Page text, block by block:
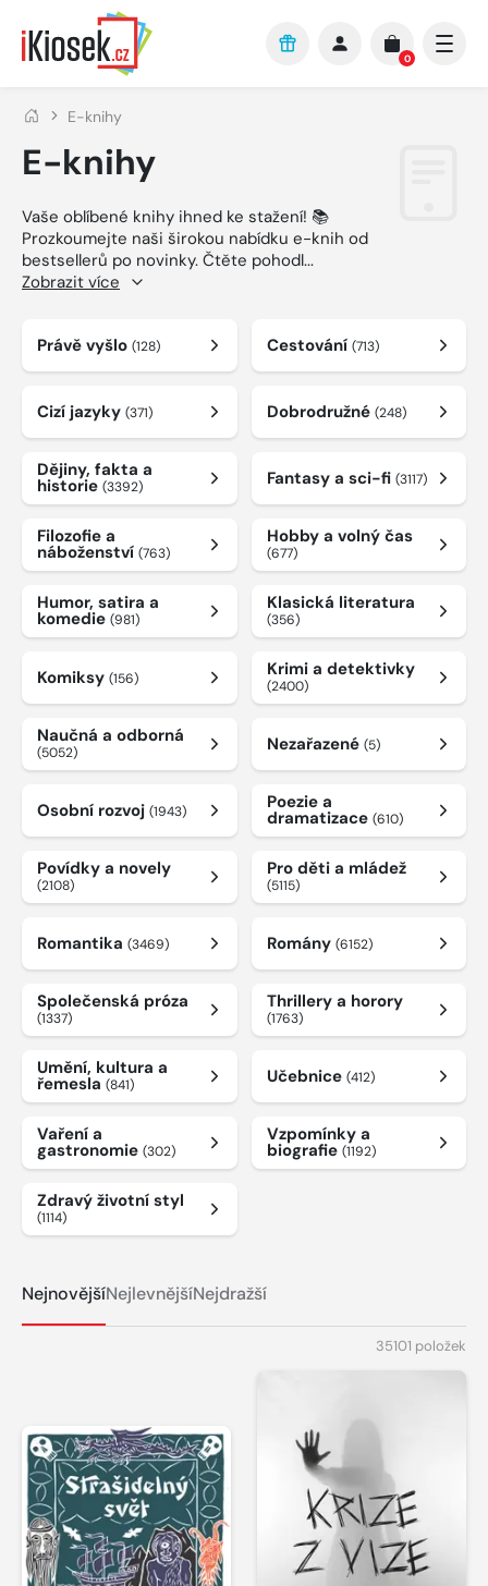
Přejít na hlavní obsah
0
E-knihy
E-knihy
Vaše oblíbené knihy ihned ke stažení! 📚
Prozkoumejte naši širokou nabídku e-knih od
bestsellerů po novinky. Čtěte pohodl...
Zobrazit více
Právě vyšlo (128) Cestování (713)
Cizí jazyky (371) Dobrodružné (248)
Dějiny, fakta a
historie (3392) Fantasy a sci-fi (3117)
Filozofie a
náboženství (763)
Hobby a volný čas
(677)
Humor, satira a
komedie (981)
Klasická literatura
(356)
Komiksy (156) Krimi a detektivky
(2400)
Naučná a odborná
(5052) Nezařazené (5)
Osobní rozvoj (1943) Poezie a
dramatizace (610)
Povídky a novely
(2108)
Pro děti a mládež
(5115)
Romantika (3469) Romány (6152)
Společenská próza
(1337)
Thrillery a horory
(1763)
Umění, kultura a
řemesla (841) Učebnice (412)
Vaření a
gastronomie (302)
Vzpomínky a
biografie (1192)
Zdravý životní styl
(1114)
NejnovějšíNejlevnějšíNejdražší
35101 položek